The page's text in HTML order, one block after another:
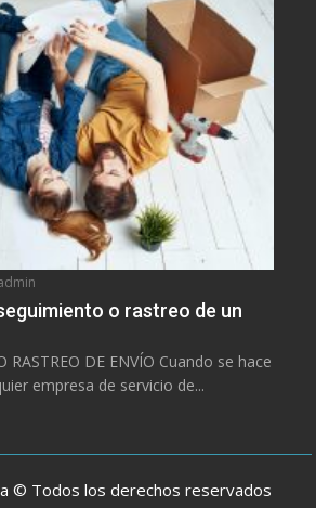
o rastreo de un
RASTREO DE ENVÍO Cuando se hace
empresa de servicio de...
© Todos los derechos reservados